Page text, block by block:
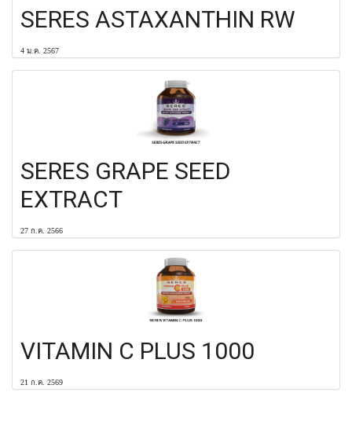
SERES ASTAXANTHIN RW
4 ม.ค. 2567
SERES GRAPE SEED
EXTRACT
27 ก.ค. 2566
VITAMIN C PLUS 1000
21 ก.ค. 2569